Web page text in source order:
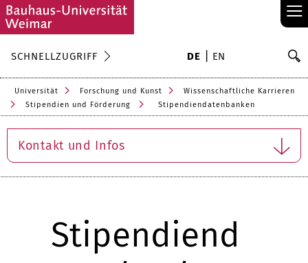
≡
SCHNELLZUGRIFF DE EN
Universität Forschung und Kunst
Wissenschaftliche Karrieren
Stipendien und Förderung
Stipendiendatenbanken
Kontakt und Infos
Stipendiend